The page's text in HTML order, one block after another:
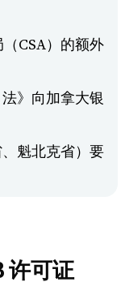
CSA）的额外
》向加拿大银
魁北克省）要
许可证